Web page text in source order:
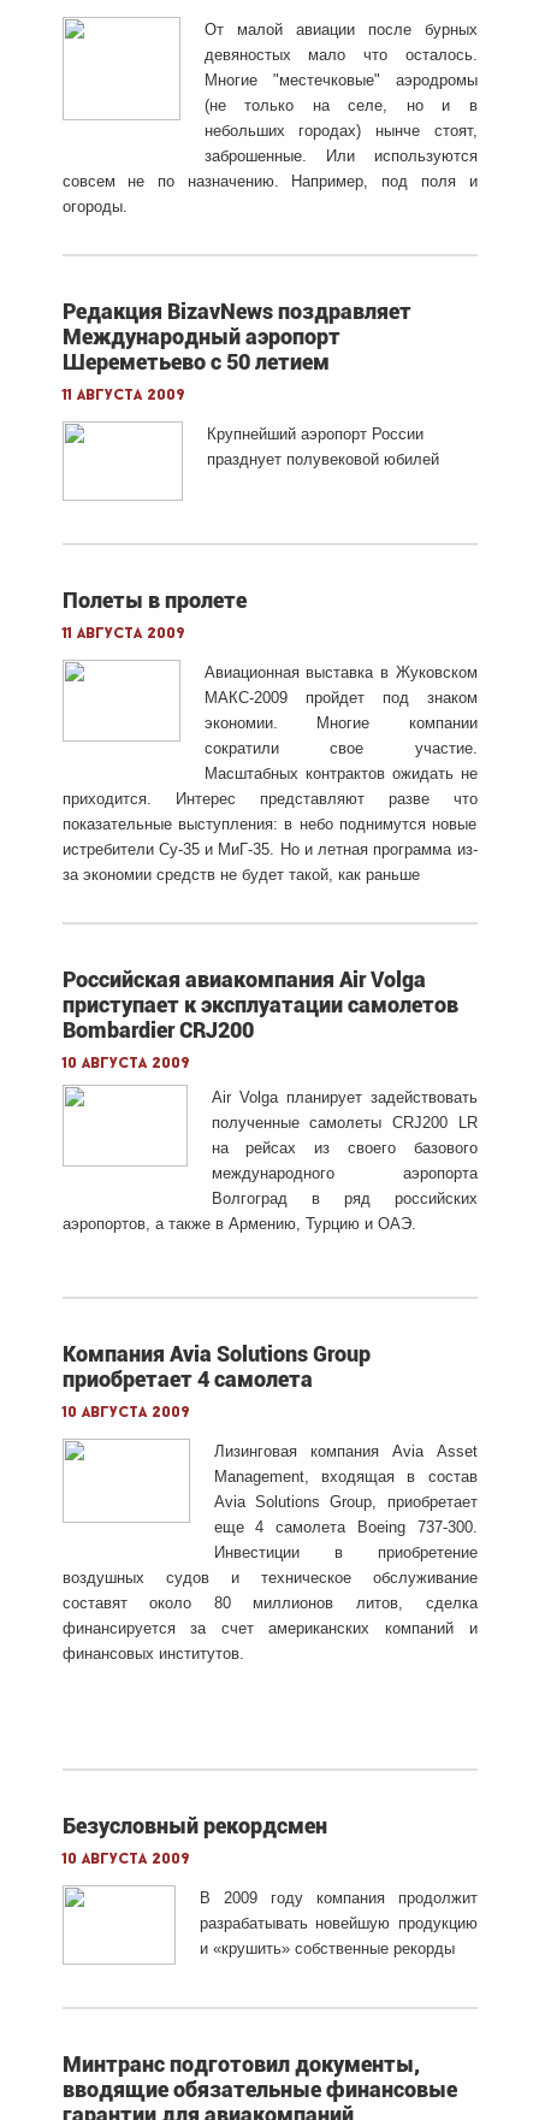
От малой авиации после бурных
девяностых мало что осталось.
Многие "местечковые" аэродромы
(не только на селе, но и в
небольших городах) нынче стоят,
заброшенные. Или используются
совсем не по назначению. Например, под поля и
огороды.
Редакция BizavNews поздравляет
Международный аэропорт
Шереметьево с 50 летием
11 августа 2009
Крупнейший аэропорт России
празднует полувековой юбилей
Полеты в пролете
11 августа 2009
Авиационная выставка в Жуковском
МАКС-2009 пройдет под знаком
экономии. Многие компании
сократили свое участие.
Масштабных контрактов ожидать не
приходится. Интерес представляют разве что
показательные выступления: в небо поднимутся новые
истребители Су-35 и МиГ-35. Но и летная программа из-
за экономии средств не будет такой, как раньше
Российская авиакомпания Air Volga
приступает к эксплуатации самолетов
Bombardier CRJ200
10 августа 2009
Air Volga планирует задействовать
полученные самолеты CRJ200 LR
на рейсах из своего базового
международного аэропорта
Волгоград в ряд российских
аэропортов, а также в Армению, Турцию и ОАЭ.
Компания Avia Solutions Group
приобретает 4 самолета
10 августа 2009
Лизинговая компания Avia Asset
Management, входящая в состав
Avia Solutions Group, приобретает
еще 4 самолета Boeing 737-300.
Инвестиции в приобретение
воздушных судов и техническое обслуживание
составят около 80 миллионов литов, сделка
финансируется за счет американских компаний и
финансовых институтов.
Безусловный рекордсмен
10 августа 2009
В 2009 году компания продолжит
разрабатывать новейшую продукцию
и «крушить» собственные рекорды
Минтранс подготовил документы,
вводящие обязательные финансовые
гарантии для авиакомпаний